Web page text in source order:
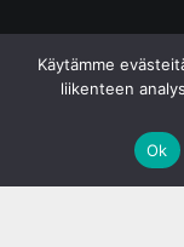
Käytämme
liikenteen
Ok